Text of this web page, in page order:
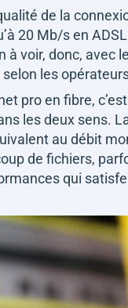
de la
20 Mb/s en
à voir, donc, avec
selon les
pro en fibre,
les deux sens.
au débit
de fichiers,
qui